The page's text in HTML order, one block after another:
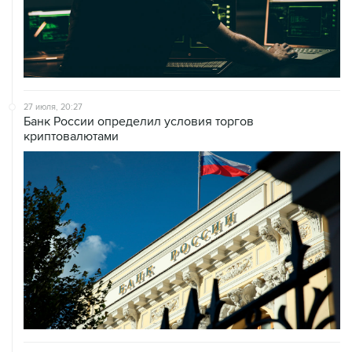
27 июля, 20:27
Банк России определил условия торгов
криптовалютами